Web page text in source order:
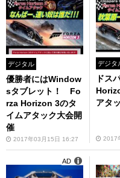
デジタル
優勝者にはWindow
sタブレット！ Fo
rza Horizon 3のタ
イムアタック大会開
催
2017年03月15日 16:27
デジタ
ドス
アタ
2017
AD